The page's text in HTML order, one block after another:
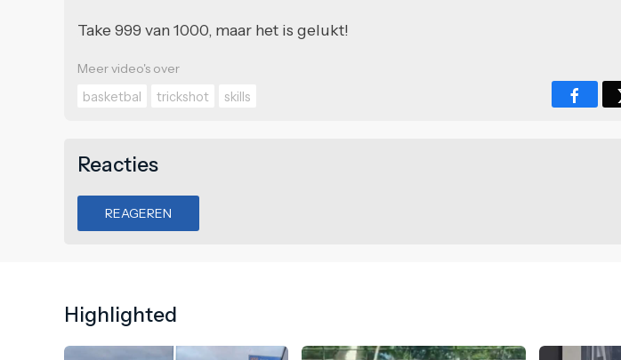
Take 999 van 1000, maar het is gelukt!
Meer video's over
basketbal
trickshot skills
Reacties
REAGEREN
Highlighted